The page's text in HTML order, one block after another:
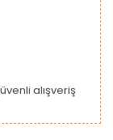
alışveriş